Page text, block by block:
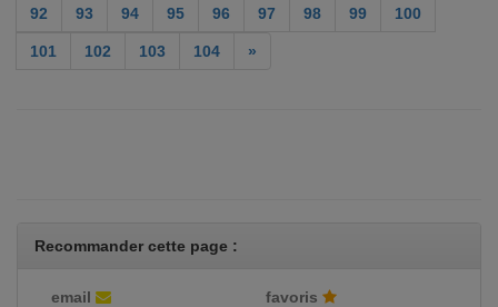
92 93 94 95 96 97 98 99 100
101 102 103 104 »
Recommander cette page :
email
favoris